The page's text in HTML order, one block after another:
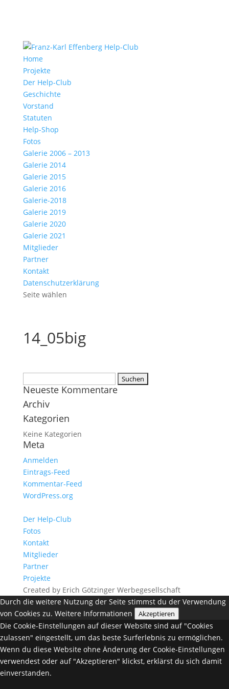
Home
Projekte
Der Help-Club
Geschichte
Vorstand
Statuten
Help-Shop
Fotos
Galerie 2006 – 2013
Galerie 2014
Galerie 2015
Galerie 2016
Galerie-2018
Galerie 2019
Galerie 2020
Galerie 2021
Mitglieder
Partner
Kontakt
Datenschutzerklärung
Seite wählen
14_05big
nach:
Neueste Kommentare
Archiv
Kategorien
Keine Kategorien
Meta
Anmelden
Eintrags-Feed
Kommentar-Feed
WordPress.org
Der Help-Club
Fotos
Kontakt
Mitglieder
Partner
Projekte
Created by Erich Götzinger Werbegesellschaft
Durch die weitere Nutzung der Seite stimmst du der Verwendung
von Cookies zu. Weitere Informationen Akzeptieren
Die Cookie-Einstellungen auf dieser Website sind auf "Cookies
zulassen" eingestellt, um das beste Surferlebnis zu ermöglichen.
Wenn du diese Website ohne Änderung der Cookie-Einstellungen
verwendest oder auf "Akzeptieren" klickst, erklärst du sich damit
einverstanden.